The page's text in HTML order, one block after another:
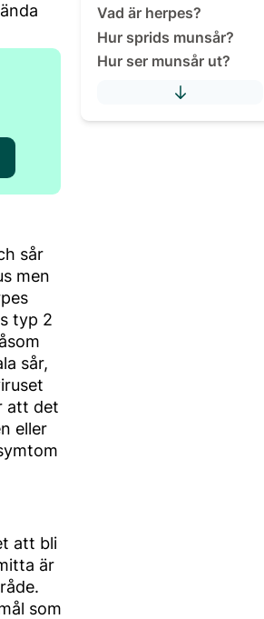
Vad är herpes?
Hur sprids munsår?
Hur ser munsår ut?
sår
men
typ 2
sår,
att det
eller
att bli
är
som